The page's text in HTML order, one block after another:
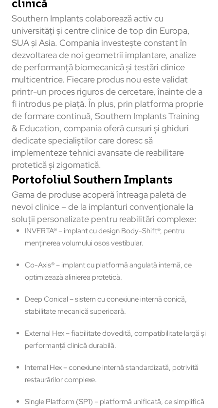
clinică
Southern Implants colaborează activ cu
universități și centre clinice de top din Europa,
SUA și Asia. Compania investește constant în
dezvoltarea de noi geometrii implantare, analize
de performanță biomecanică și testări clinice
multicentrice. Fiecare produs nou este validat
printr-un proces riguros de cercetare, înainte de a
fi introdus pe piață. În plus, prin platforma proprie
de formare continuă, Southern Implants Training
& Education, compania oferă cursuri și ghiduri
dedicate specialiștilor care doresc să
implementeze tehnici avansate de reabilitare
protetică și zigomatică.
Portofoliul Southern Implants
Gama de produse acoperă întreaga paletă de
nevoi clinice – de la implanturi convenționale la
soluții personalizate pentru reabilitări complexe:
INVERTA® – implant cu design Body-Shift®, pentru
menținerea volumului osos vestibular.
Co-Axis® – implant cu platformă angulată internă, ce
optimizează alinierea protetică.
Deep Conical – sistem cu conexiune internă conică,
stabilitate mecanică superioară.
External Hex – fiabilitate dovedită, compatibilitate largă și
performanță clinică durabilă.
Internal Hex – conexiune internă standardizată, potrivită
restaurărilor complexe.
Single Platform (SP1) – platformă unificată, ce simplifică